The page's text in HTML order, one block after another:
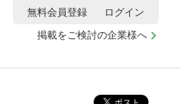
掲載をご検討の企業様へ
無料会員登録 ログイン